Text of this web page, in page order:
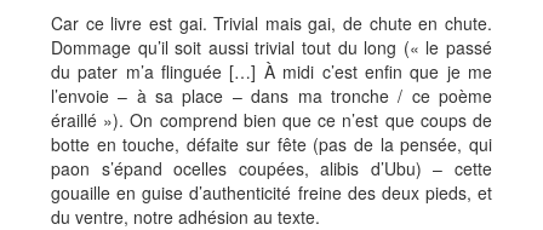
Car ce livre est gai. Trivial mais gai, de chute en chute.
Dommage qu’il soit aussi trivial tout du long (« le passé
du pater m’a flinguée […] À midi c’est enfin que je me
l’envoie – à sa place – dans ma tronche / ce poème
éraillé »). On comprend bien que ce n’est que coups de
botte en touche, défaite sur fête (pas de la pensée, qui
paon s’épand ocelles coupées, alibis d’Ubu) – cette
gouaille en guise d’authenticité freine des deux pieds, et
du ventre, notre adhésion au texte.